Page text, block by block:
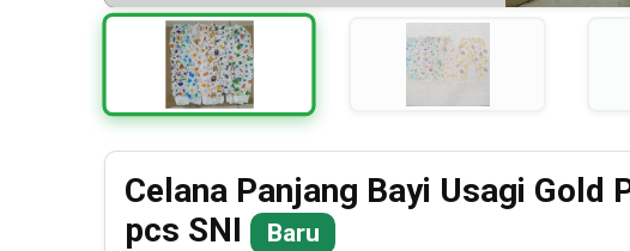
Celana Panjang Bayi Usagi Gold
pcs SNI
Baru